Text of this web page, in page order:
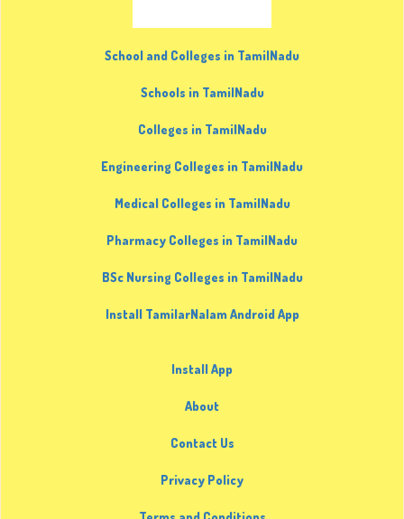
School and Colleges in TamilNadu
Schools in TamilNadu
Colleges in TamilNadu
Engineering Colleges in TamilNadu
Medical Colleges in TamilNadu
Pharmacy Colleges in TamilNadu
BSc Nursing Colleges in TamilNadu
Install TamilarNalam Android App
Install App
About
Contact Us
Privacy Policy